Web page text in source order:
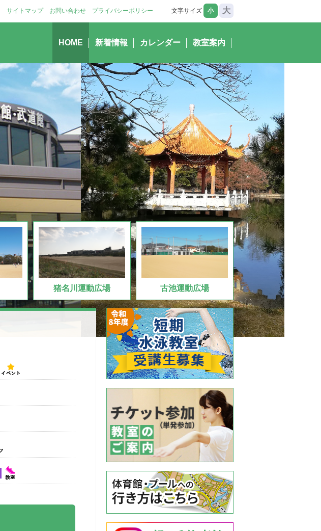
サイトマップ お問い合わせ プライバシーポリシー
HOME 新着情報 カレンダー 教室案内
文字サイズ 小 大
猪名川運動広場 古池運動広場